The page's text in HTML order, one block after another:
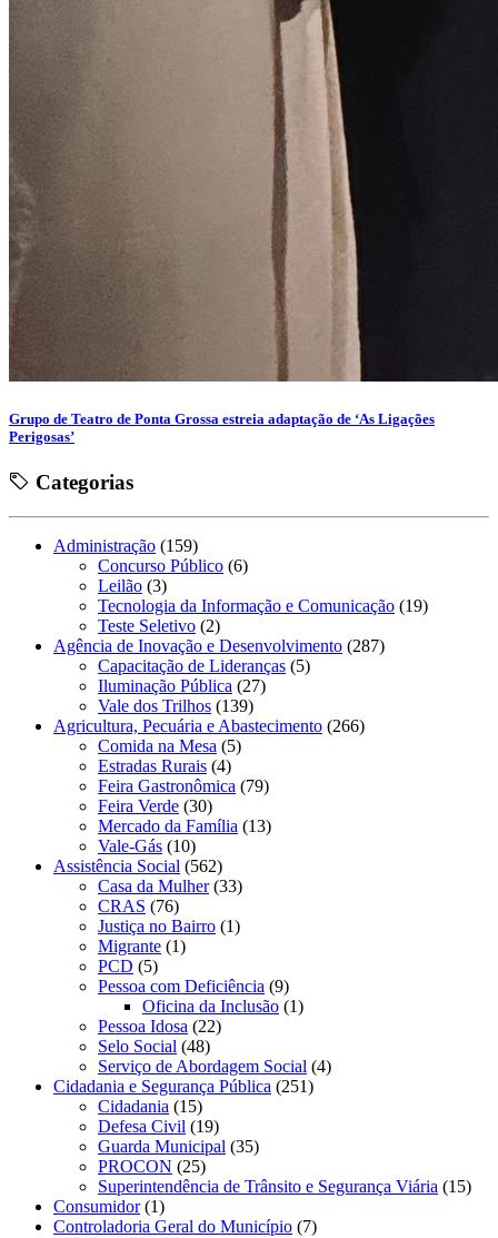
Grupo de Teatro de Ponta Grossa estreia adaptação de ‘As Ligações
Perigosas’
Categorias
Administração (159)
Concurso Público (6)
Leilão (3)
Tecnologia da Informação e Comunicação (19)
Teste Seletivo (2)
Agência de Inovação e Desenvolvimento (287)
Capacitação de Lideranças (5)
Iluminação Pública (27)
Vale dos Trilhos (139)
Agricultura, Pecuária e Abastecimento (266)
Comida na Mesa (5)
Estradas Rurais (4)
Feira Gastronômica (79)
Feira Verde (30)
Mercado da Família (13)
Vale-Gás (10)
Assistência Social (562)
Casa da Mulher(33)
CRAS (76)
Justiça no Bairro (1)
Migrante (1)
PCD (5)
Pessoa com Deficiência (9)
Oficina da Inclusão (1)
Pessoa Idosa (22)
Selo Social (48)
Serviço de Abordagem Social (4)
Cidadania e Segurança Pública (251)
Cidadania (15)
Defesa Civil (19)
Guarda Municipal (35)
PROCON (25)
Superintendência de Trânsito e Segurança Viária (15)
Consumidor(1)
Controladoria Geral do Município (7)